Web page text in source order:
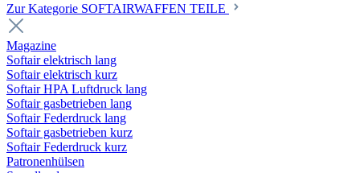
Zur Kategorie SOFTAIRWAFFEN TEILE
Magazine
Softair elektrisch lang
Softair elektrisch kurz
Softair HPA Luftdruck lang
Softair gasbetrieben lang
Softair Federdruck lang
Softair gasbetrieben kurz
Softair Federdruck kurz
Patronenhülsen